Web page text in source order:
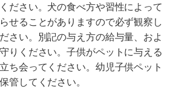
ださい。犬の食べ方や習性によって
せることがありますので必ず観察し
さい。別記の与え方の給与量、およ
りください。子供がペットに与える
ち会ってください。幼児子供ペット
管してください。